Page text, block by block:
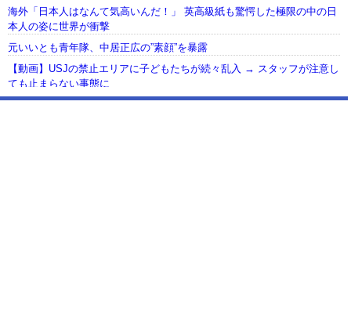
海外「日本人はなんて気高いんだ！」 英高級紙も驚愕した極限の中の日
本人の姿に世界が衝撃
元いいとも青年隊、中居正広の”素顔”を暴露
【動画】USJの禁止エリアに子どもたちが続々乱入 → スタッフが注意し
ても止まらない事態に
Powered by livedoor 相互RSS